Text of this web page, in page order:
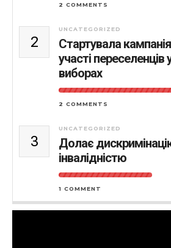
2 COMMENTS
2
UNCATEGORIZED
Стартувала кампанія
участі переселенців
виборах
2 COMMENTS
3
UNCATEGORIZED
Долає
інвалідністю
1 COMMENT